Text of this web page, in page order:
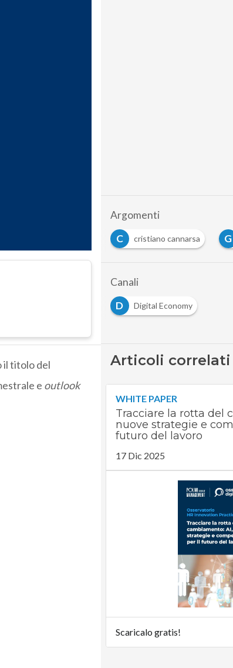
il titolo del
e outlook
Argomenti
C cristiano cannarsa G
Canali
D
Digital Economy
Articoli correlati
WHITE PAPER
Tracciare la rotta del
nuove strategie e
futuro del lavoro
17 Dic 2025
Scaricalo gratis!